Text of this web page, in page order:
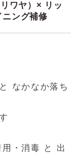
ワヤ）× リッ
ング補修
なかなか落ち
・消毒 と 出